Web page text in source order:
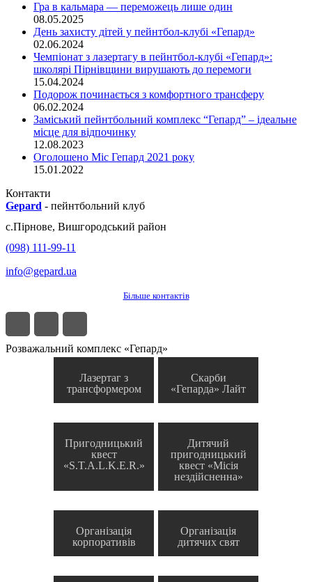
Гра в кальмара — переможець лише один
08.05.2025
День захисту дітей у пейнтбол-клубі «Гепард»
02.06.2024
Чемпіонат з лазертагу в пейнтбол-клубі «Гепард»:
школярі Пірнівщини вирушають до перемоги
15.04.2024
Подорож починається з комфортного трансферу
06.02.2024
Заміський пейнтбольний комплекс “Гепард” – ідеальне
місце для відпочинку
12.08.2023
Оголошено Міс Гепард 2021 року
15.01.2022
Контакти
Gepard - пейнтбольний клуб
с.Пірнове, Вишгородський район
(098) 111-99-11
info@gepard.ua
Більше контактів
Розважальний комплекс «Гепард»
Лазертаг з
трансформером
Скарби
«Гепарда» Лайт
Пригодницький
квест
«S.T.A.L.K.E.R.»
Дитячий
пригодницький
квест «Місія
нездійсненна»
Організація
корпоративів
Організація
дитячих свят